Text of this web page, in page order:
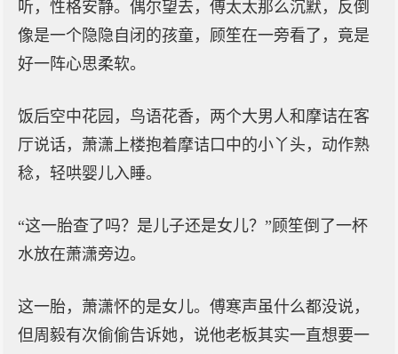
听，性格安静。偶尔望去，傅太太那么沉默，反倒
像是一个隐隐自闭的孩童，顾笙在一旁看了，竟是
好一阵心思柔软。
饭后空中花园，鸟语花香，两个大男人和摩诘在客
厅说话，萧潇上楼抱着摩诘口中的小丫头，动作熟
稔，轻哄婴儿入睡。
“这一胎查了吗？是儿子还是女儿？”顾笙倒了一杯
水放在萧潇旁边。
这一胎，萧潇怀的是女儿。傅寒声虽什么都没说，
但周毅有次偷偷告诉她，说他老板其实一直想要一